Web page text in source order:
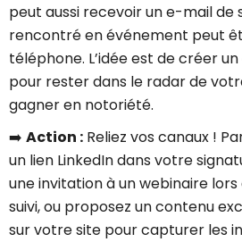
peut aussi recevoir un e-mail de
rencontré en événement peut
téléphone. L’idée est de créer
pour rester dans le radar de
gagner en notoriété.
➡️ Action : Reliez vos canaux !
un lien LinkedIn dans votre
une invitation à un webinaire
suivi, ou proposez un contenu
sur votre site pour capturer les